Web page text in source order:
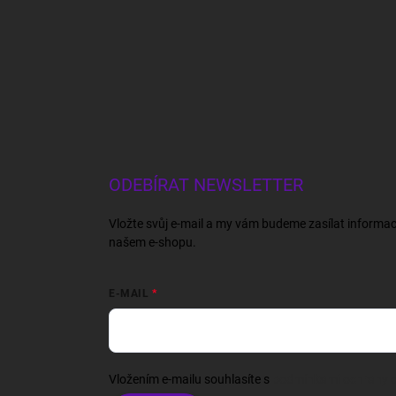
ODEBÍRAT NEWSLETTER
Vložte svůj e-mail a my vám budeme zasílat
našem e-shopu.
E-MAIL
Vložením e-mailu souhlasíte s